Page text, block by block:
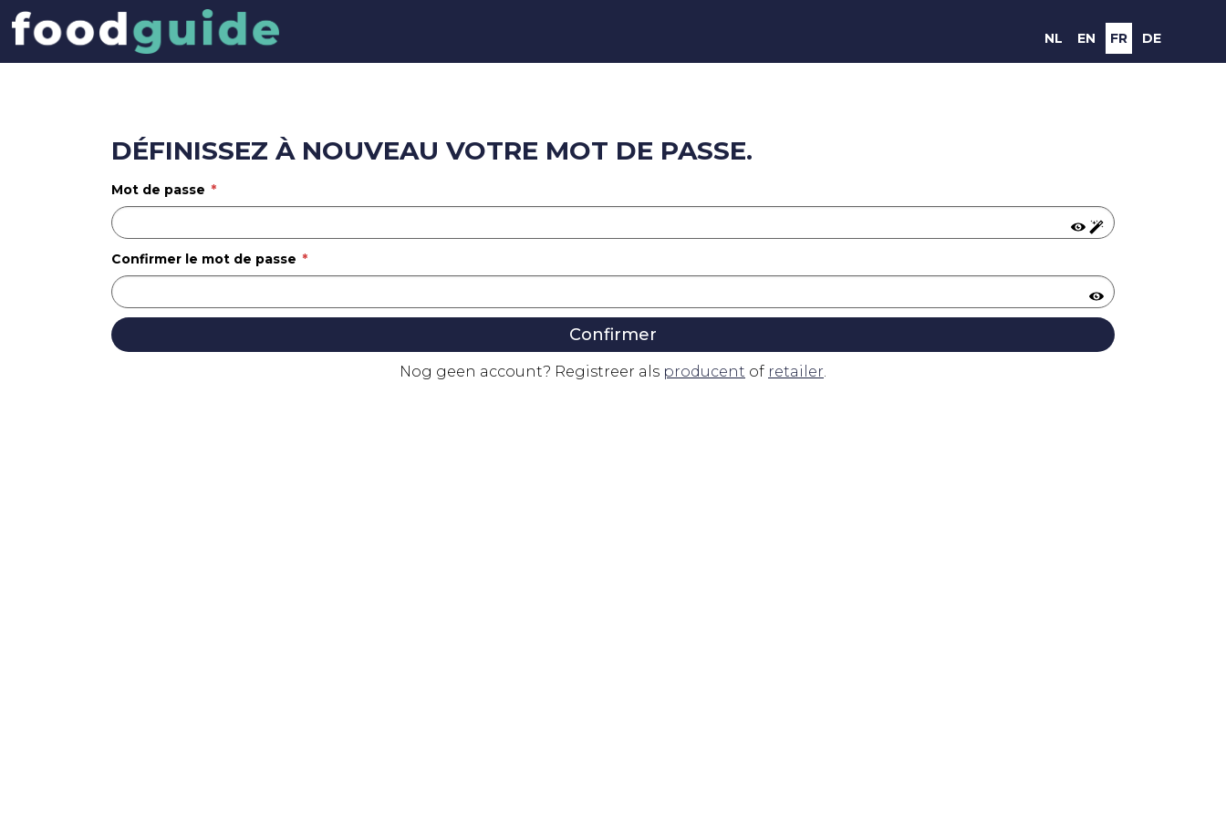
NL EN FR
DE
Acheteur
DÉFINISSEZ À NOUVEAU VOTRE MOT DE PASSE.
Mot de passe
Confirmer le mot de passe
Confirmer
Nog geen account? Registreer als producent of retailer.